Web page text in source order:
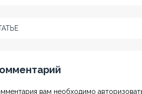
вам необходимо